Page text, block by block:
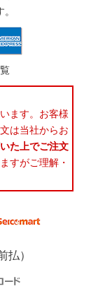
ます。お客様
は当社からお
た上でご注文
すがご理解・
払）